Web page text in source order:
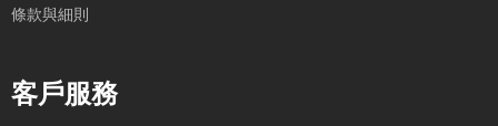
條款與細則
客戶服務